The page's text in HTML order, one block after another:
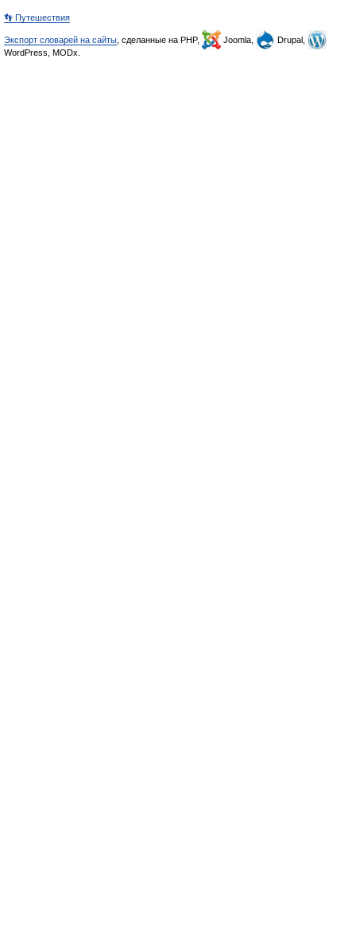
👣 Путешествия
Экспорт словарей на сайты , сделанные на PHP, Joomla,
Drupal,
WordPress, MODx.